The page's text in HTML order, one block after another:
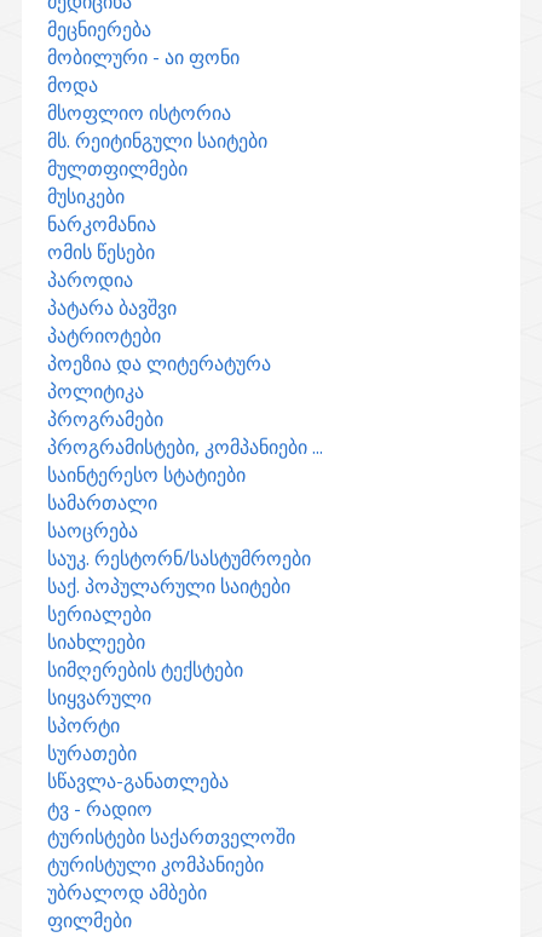
მეცნიერება
მობილური - აი ფონი
მოდა
მსოფლიო ისტორია
მს. რეიტინგული საიტები
მულთფილმები
მუსიკები
ნარკომანია
ომის წესები
პაროდია
პატარა ბავშვი
პატრიოტები
პოეზია და ლიტერატურა
პოლიტიკა
პროგრამები
პროგრამისტები, კომპანიები ...
საინტერესო სტატიები
სამართალი
საოცრება
საუკ. რესტორნ/სასტუმროები
საქ. პოპულარული საიტები
სერიალები
სიახლეები
სიმღერების ტექსტები
სიყვარული
სპორტი
სურათები
სწავლა-განათლება
ტვ - რადიო
ტურისტები საქართველოში
ტურისტული კომპანიები
უბრალოდ ამბები
ფილმები